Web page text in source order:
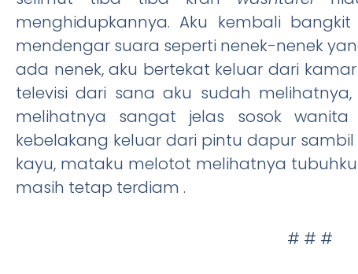
menghidupkannya. Aku kembali
mendengar suara seperti nenek-nenek
ada nenek, aku bertekat keluar dari
televisi dari sana aku sudah
melihatnya sangat jelas sosok
kebelakang keluar dari pintu dapur
kayu, mataku melotot melihatnya
masih tetap terdiam .
# # #